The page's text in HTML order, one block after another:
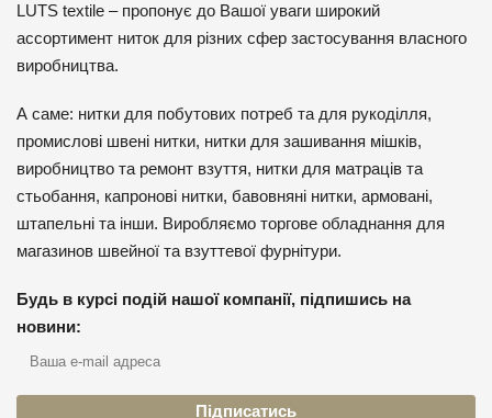
LUTS textile – пропонує до Вашої уваги широкий
ассортимент ниток для різних сфер застосування власного
виробництва.
А саме: нитки для побутових потреб та для рукоділля,
промислові швені нитки, нитки для зашивання мішків,
виробництво та ремонт взуття, нитки для матраців та
стьобання, капронові нитки, бавовняні нитки, армовані,
штапельні та інши. Виробляємо торгове обладнання для
магазинов швейної та взуттевої фурнітури.
Будь в курсі подій нашої компанії, підпишись на
новини: